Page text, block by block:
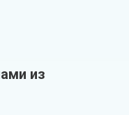
из